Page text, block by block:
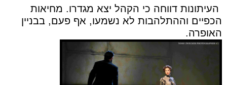
העיתונות דווחה כי הקהל יצא מגדרו. מחיאות
הכפיים וההתלהבות לא נשמעו, אף פעם, בבניין
האופרה.